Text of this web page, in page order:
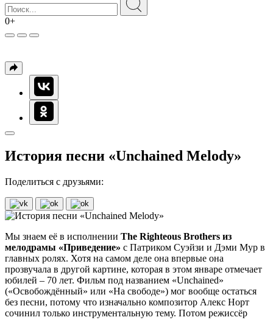
0+
История песни «Unchained Melody»
Поделиться с друзьями:
Мы знаем её в исполнении The Righteous Brothers из
мелодрамы «Приведение» с Патриком Суэйзи и Дэми Мур в
главных ролях. Хотя на самом деле она впервые она
прозвучала в другой картине, которая в этом январе отмечает
юбилей – 70 лет. Фильм под названием «Unchained»
(«Освобождённый» или «На свободе») мог вообще остаться
без песни, потому что изначально композитор Алекс Норт
сочинил только инструментальную тему. Потом режиссёр